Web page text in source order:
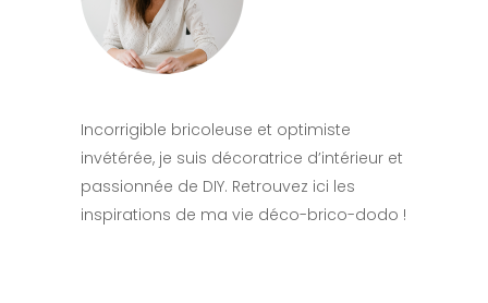
Incorrigible bricoleuse et optimiste
invétérée, je suis décoratrice d’intérieur et
passionnée de DIY. Retrouvez ici les
inspirations de ma vie déco-brico-dodo !